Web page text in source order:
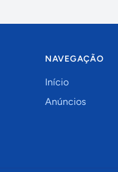
NAVEGAÇÃO
Início
Anúncios